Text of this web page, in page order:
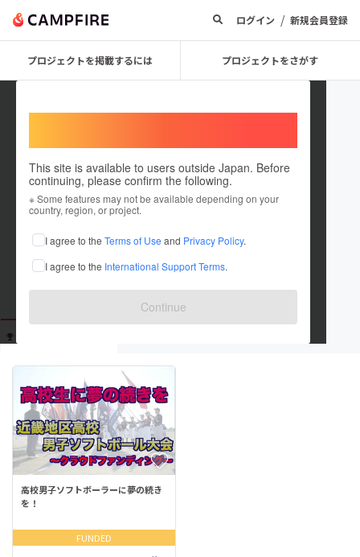
ログイン / 新規会員登録
プロジェクトを掲載するには プロジェクトをさがす
This site is available to users outside Japan. Before
continuing, please confirm the following.
※ Some features may not be available depending on your
country, region, or project.
I agree to the Terms of Use and Privacy Policy.
I agree to the International Support Terms.
Continue
0218
出身国：未設定
高校男子ソフトボーラーに夢の続き
を！
FUNDED